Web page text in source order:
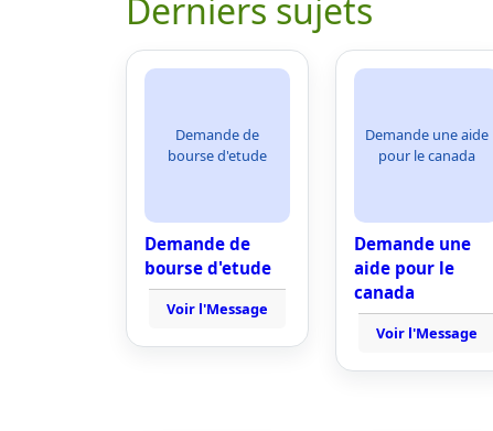
Derniers sujets
Demande de
bourse d'etude
Demande de
bourse d'etude
Voir l'Message
Demande une aide
pour le canada
Demande une
aide pour le
canada
Voir l'Message